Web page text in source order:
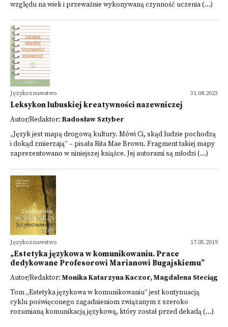
względu na wiek i przeważnie wykonywaną czynność uczenia (...)
31.08.2023
Językoznawstwo
Leksykon lubuskiej kreatywności nazewniczej
Autor/Redaktor: Radosław Sztyber
„Język jest mapą drogową kultury. Mówi Ci, skąd ludzie pochodzą
i dokąd zmierzają” – pisała Rita Mae Brown. Fragment takiej mapy
zaprezentowano w niniejszej książce. Jej autorami są młodzi (...)
17.05.2019
Językoznawstwo
„Estetyka językowa w komunikowaniu. Prace
dedykowane Profesorowi Marianowi Bugajskiemu”
Autor/Redaktor:Monika Katarzyna Kaczor, Magdalena Steciąg
Tom „Estetyka językowa w komunikowaniu” jest kontynuacją
cyklu poświęconego zagadnieniom związanym z szeroko
rozumianą komunikacją językową, który został przed dekadą (...)